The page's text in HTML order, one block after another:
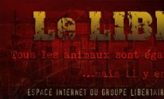
Aller
contenu
principal
Aller
contenu
secondaire
Le Libertaire